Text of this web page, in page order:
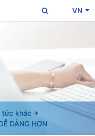
VN
tức khác
DÀNG HƠN